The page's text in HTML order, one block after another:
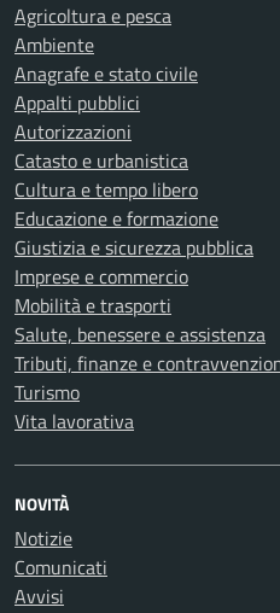
Agricoltura e pesca
Ambiente
Anagrafe e stato civile
Appalti pubblici
Autorizzazioni
Catasto e urbanistica
Cultura e tempo libero
Educazione e formazione
Giustizia e sicurezza pubblica
Imprese e commercio
Mobilità e trasporti
Salute, benessere e assistenza
Tributi, finanze e
Turismo
Vita lavorativa
NOVITÀ
Notizie
Comunicati
Avvisi